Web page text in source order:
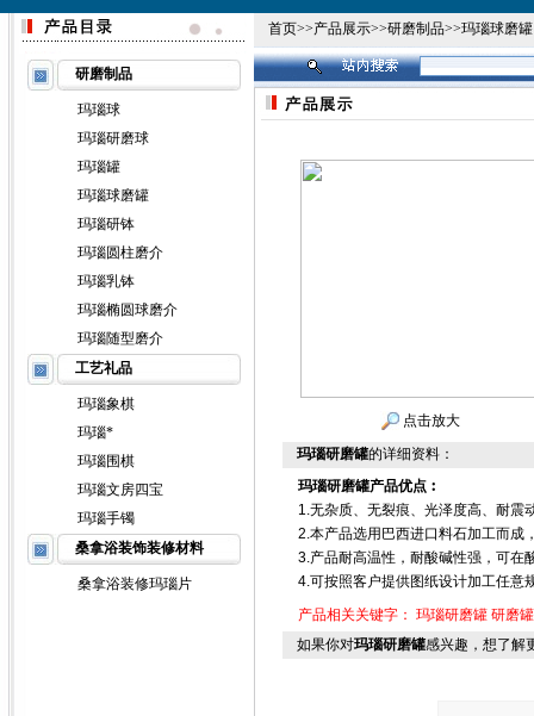
研磨制品
玛瑙球
玛瑙研磨球
玛瑙罐
玛瑙球磨罐
玛瑙研钵
玛瑙圆柱磨介
玛瑙乳钵
玛瑙椭圆球磨介
玛瑙随型磨介
工艺礼品
玛瑙象棋
玛瑙*
玛瑙围棋
玛瑙文房四宝
玛瑙手镯
桑拿浴装饰装修材料
桑拿浴装修玛瑙片
首页>>产品展示>>研磨制品>>玛瑙球磨罐
点击放大
玛瑙研磨罐的详细资料：
玛瑙研磨罐产品优点︰
1.无杂质、无裂痕、光泽度高、耐震
2.本产品选用巴西进口料石加工而成
3.产品耐高温性，耐酸碱性强，可在
4.可按照客户提供图纸设计加工任意
产品相关关键字： 玛瑙研磨罐 研磨罐
如果你对玛瑙研磨罐感兴趣，想了解